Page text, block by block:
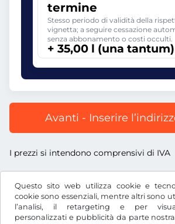
Questo sito web utilizza cookie e
cookie sono essenziali, mentre altri sono
l’analisi, il retargeting e per
personalizzati e pubblicità da parte
termine
Stesso periodo di validità della
vignetta; a seguire cessazione
senza abbonamento o costi occulti.
+ 35,00 l (una tantum)
Avanti - Inserire
I prezzi si intendono comprensivi di IVA
RON